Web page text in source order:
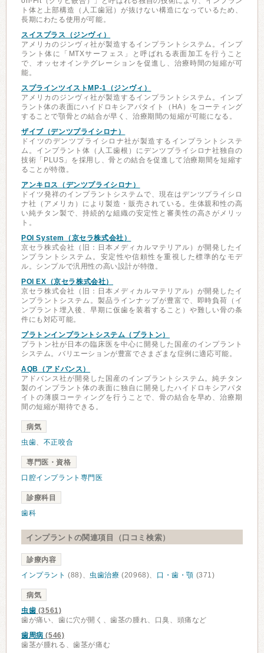
ト体と上部構造（人工歯冠）が抜けない構造になっているため、
長期にわたる使用が可能。
スイスプラス（ジンヴィ）
アメリカのジンヴィ社が製造するインプラントシステム。インプ
ラント体に「MTXサーフェス」と呼ばれる表面加工を行うこと
で、オッセオインテグレーションを促進し、治療時間の短縮が可
能。
スプラインツイストMP-1（ジンヴィ）
アメリカのジンヴィ社が製造するインプラントシステム。インプ
ラント体の表面にハイドロキシアパタイト（HA）をコーティング
することで顎骨との結合が早く、治療期間の短縮が可能になる。
ザイブ（デンツプライシロナ）
ドイツのデンツプライシロナ社が製造するインプラントシステ
ム。インプラント体（人工歯根）にデンツプライシロナ社独自の
技術「PLUS」を採用し、骨との結合を促進して治療期間を短縮す
ることが特徴。
アンキロス（デンツプライシロナ）
ドイツ発祥のインプラントシステムで、現在はデンツプライシロ
ナ社（アメリカ）により製造・販売されている。生体親和性の高
い純チタン製で、持続的な組織の安定性と審美性の高さがメリッ
ト。
POI System（京セラ株式会社）
京セラ株式会社（旧：日本メディカルマテリアル）が開発したイ
ンプラントシステム。安定性や信頼性を重視した標準的なモデ
ル。シンプルで汎用性の高い設計が特徴。
POI EX（京セラ株式会社）
京セラ株式会社（旧：日本メディカルマテリアル）が開発したイ
ンプラントシステム。製品ラインナップが豊富で、即時負荷（イ
ンプラント埋入後、早期に仮歯を装着すること）や難しい骨の条
件にも対応可能。
プラトンインプラントシステム（プラトン）
プラトン社が日本の臨床医を中心に開発した国産のインプラント
システム。バリエーションが豊富でさまざまな症例に適応可能。
AQB（アドバンス）
アドバンス社が開発した国産のインプラントシステム。純チタン
製のインプラント体の表面に独自に開発したハイドロキシアパタ
イトの薄膜コーティングを行うことで、骨の結合を早め、治療期
間の短縮が期待できる。
病気
虫歯、 不正咬合
専門医・資格
口腔インプラント専門医
診療科目
歯科
インプラントの関連項目（口コミ検索）
診療内容
インプラント (88)、 虫歯治療 (20968)、 口・歯・顎 (371)
病気
虫歯 (3561)
歯が痛い、歯に穴が開く、歯茎の腫れ、口臭、頭痛など
歯周病 (546)
歯茎が腫れる、歯茎が痛む